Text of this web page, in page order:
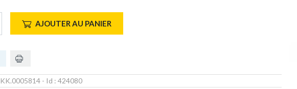
AJOUTER AU PANIER
KK.0005814 - Id : 424080